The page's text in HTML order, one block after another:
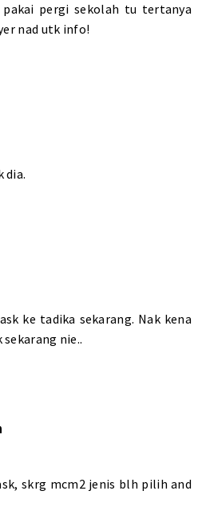
pergi sekolah tu tertanya
nad utk info!
dia.
ke tadika sekarang. Nak kena
nie..
skrg mcm2 jenis blh pilih and